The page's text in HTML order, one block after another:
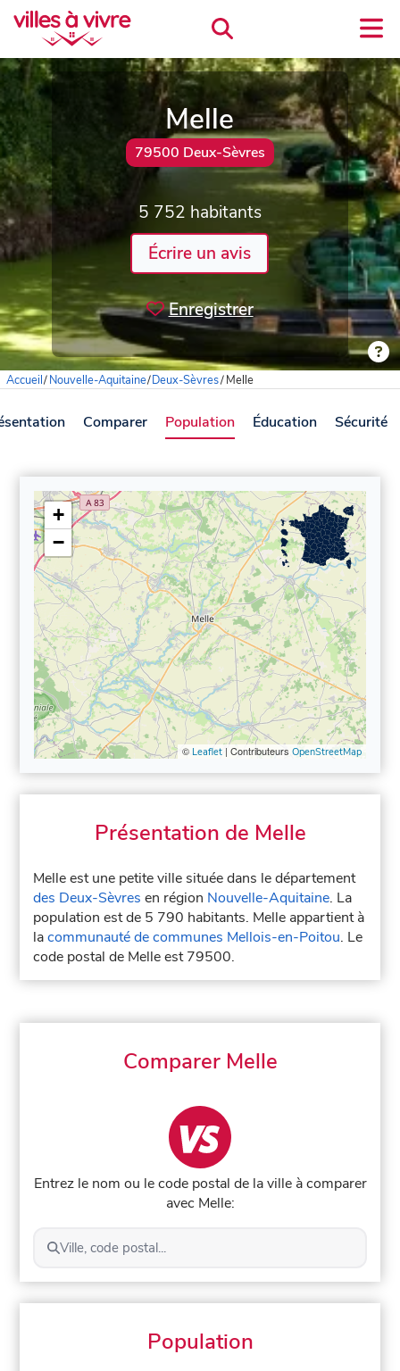
Melle
79500 Deux-Sèvres
5 752 habitants
Écrire un avis
Enregistrer
Accueil/Nouvelle-Aquitaine/Deux-Sèvres/Melle
Comparer Population Éducation Sécurité
+
−
© Leaflet| Contributeurs OpenStreetMap
Présentation de Melle
Melle est une petite ville située dans le département
des Deux-Sèvres en région Nouvelle-Aquitaine. La
population est de 5 790 habitants. Melle appartient à
lacommunauté de communes Mellois-en-Poitou. Le
code postal de Melle est 79500.
Comparer Melle
Entrez le nom ou le code postal de la ville à comparer
avec Melle:
Ville, code postal...
Population